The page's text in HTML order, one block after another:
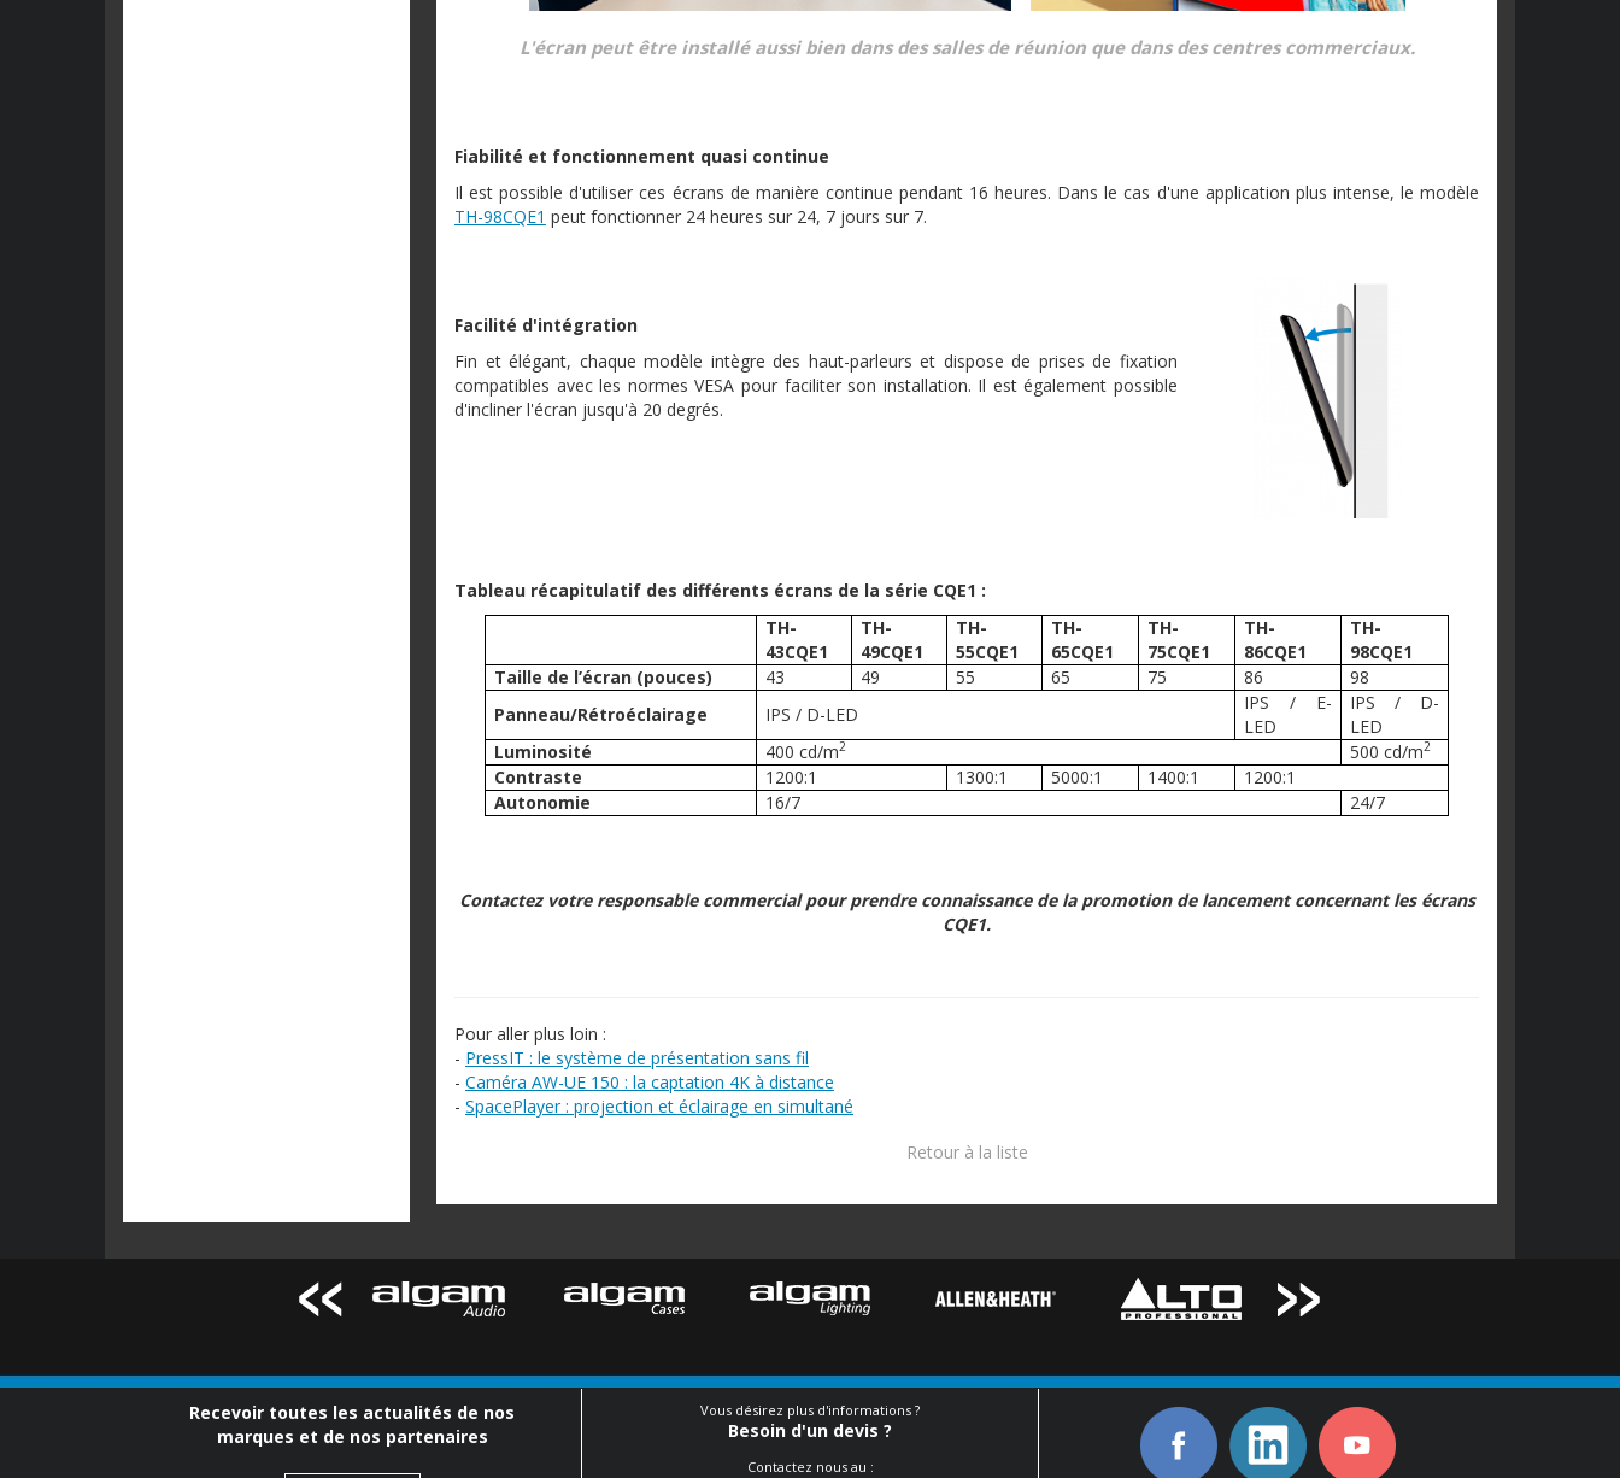
L'écran peut être installé aussi bien dans des salles de réunion que dans des centres commerciaux.
Fiabilité et fonctionnement quasi continue
Il est possible d'utiliser ces écrans de manière continue pendant 16 heures. Dans le cas d'une application plus intense, le modèle
TH-98CQE1 peut fonctionner 24 heures sur 24, 7 jours sur 7.
Facilité d'intégration
Fin et élégant, chaque modèle intègre des haut-parleurs et dispose de prises de fixation
compatibles avec les normes VESA pour faciliter son installation. Il est également possible
d'incliner l'écran jusqu'à 20 degrés.
Tableau récapitulatif des différents écrans de la série CQE1 :
TH-
43CQE1
TH-
49CQE1
TH-
55CQE1
TH-
65CQE1
TH-
75CQE1
TH-
86CQE1
TH-
98CQE1
Taille de l’écran (pouces)
43 49 55 65 75 86
98
Panneau/Rétroéclairage
IPS / D-LED
IPS / E-
LED
IPS / D-
LED
Luminosité
400 cd/m2 500 cd/m2
Contraste 1200:1 1300:1 5000:1 1400:1
1200:1
Autonomie
16/7 24/7
Contactez votre responsable commercial pour prendre connaissance de la promotion de lancement concernant les écrans
CQE1.
Pour aller plus loin :
- PressIT : le système de présentation sans fil
- Caméra AW-UE 150 : la captation 4K à distance
- SpacePlayer : projection et éclairage en simultané
Retour à la liste
Recevoir toutes les actualités de nos
marques et de nos partenaires
Vous désirez plus d'informations ?
Besoin d'un devis ?
Contactez nous au :